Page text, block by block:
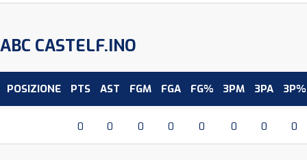
ABC CASTELF.INO
POSIZIONE PTS AST FGM FGA FG% 3PM 3PA 3P%
0 0 0 0 0 0 0 0